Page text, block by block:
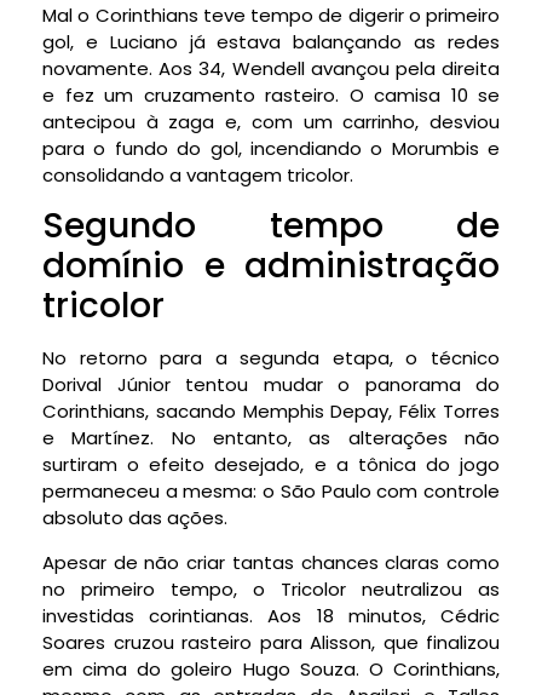
Mal o Corinthians teve tempo de digerir o primeiro
gol, e Luciano já estava balançando as redes
novamente. Aos 34, Wendell avançou pela direita
e fez um cruzamento rasteiro. O camisa 10 se
antecipou à zaga e, com um carrinho, desviou
para o fundo do gol, incendiando o Morumbis e
consolidando a vantagem tricolor.
Segundo tempo de
domínio e administração
tricolor
No retorno para a segunda etapa, o técnico
Dorival Júnior tentou mudar o panorama do
Corinthians, sacando Memphis Depay, Félix Torres
e Martínez. No entanto, as alterações não
surtiram o efeito desejado, e a tônica do jogo
permaneceu a mesma: o São Paulo com controle
absoluto das ações.
Apesar de não criar tantas chances claras como
no primeiro tempo, o Tricolor neutralizou as
investidas corintianas. Aos 18 minutos, Cédric
Soares cruzou rasteiro para Alisson, que finalizou
em cima do goleiro Hugo Souza. O Corinthians,